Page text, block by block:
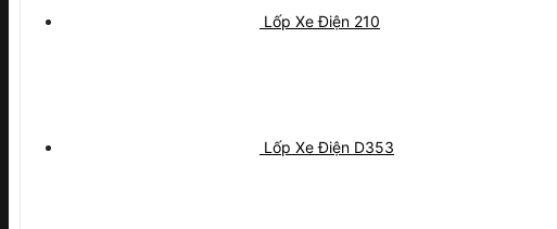
Lốp Xe Điện 210
Lốp Xe Điện D353